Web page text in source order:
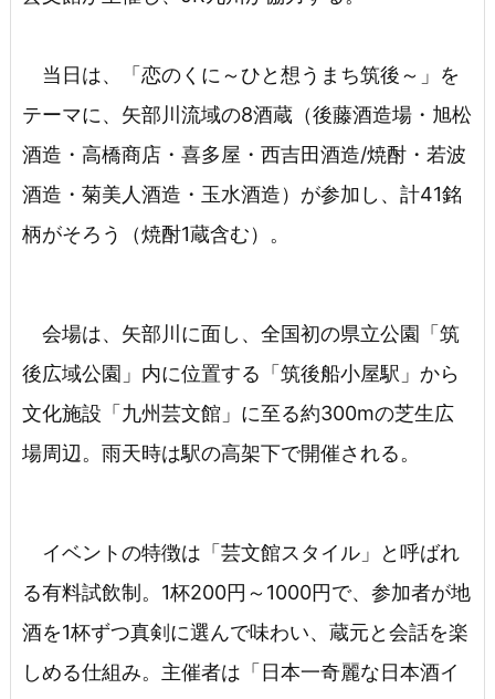
当日は、「恋のくに～ひと想うまち筑後～」を
テーマに、矢部川流域の8酒蔵（後藤酒造場・旭松
酒造・高橋商店・喜多屋・西吉田酒造/焼酎・若波
酒造・菊美人酒造・玉水酒造）が参加し、計41銘
柄がそろう（焼酎1蔵含む）。
会場は、矢部川に面し、全国初の県立公園「筑
後広域公園」内に位置する「筑後船小屋駅」から
文化施設「九州芸文館」に至る約300mの芝生広
場周辺。雨天時は駅の高架下で開催される。
イベントの特徴は「芸文館スタイル」と呼ばれ
る有料試飲制。1杯200円～1000円で、参加者が地
酒を1杯ずつ真剣に選んで味わい、蔵元と会話を楽
しめる仕組み。主催者は「日本一奇麗な日本酒イ